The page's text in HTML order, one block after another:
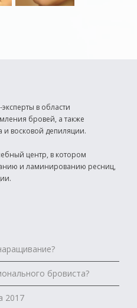
в области
бровей, а также
и восковой депиляции.
центр, в котором
и ламинированию ресниц,
бровиста?
2017